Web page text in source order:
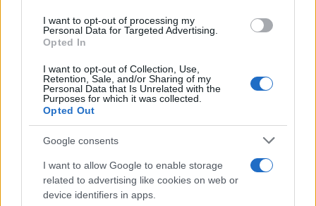
I want to opt-out of processing my
Personal Data for Targeted Advertising.
Opted In
I want to opt-out of Collection, Use,
Retention, Sale, and/or Sharing of my
Personal Data that Is Unrelated with the
Purposes for which it was collected.
Opted Out
Google consents
I want to allow Google to enable storage
related to advertising like cookies on web or
device identifiers in apps.
Nicolaporro.it è anche su Whatsapp. È
essere sempre aggiornati (gratis)
#DONALD TRUMP
#SONDAGGIO
#USA
22